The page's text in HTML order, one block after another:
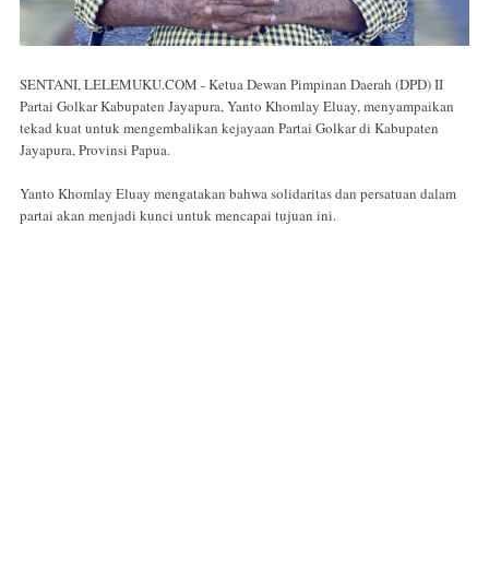
SENTANI, LELEMUKU.COM - Ketua Dewan Pimpinan Daerah (DPD) II
Partai Golkar Kabupaten Jayapura, Yanto Khomlay Eluay, menyampaikan
tekad kuat untuk mengembalikan kejayaan Partai Golkar di Kabupaten
Jayapura, Provinsi Papua.
Yanto Khomlay Eluay mengatakan bahwa solidaritas dan persatuan dalam
partai akan menjadi kunci untuk mencapai tujuan ini.